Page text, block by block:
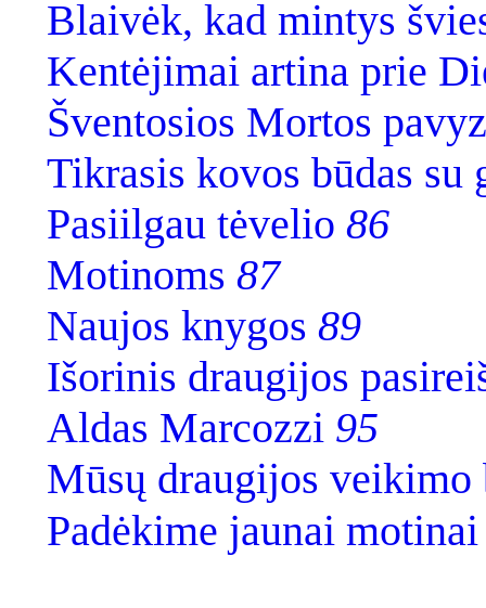
Blaivėk, kad mintys
Kentėjimai artina prie
Šventosios Mortos
Tikrasis kovos būdas
Pasiilgau tėvelio 86
Motinoms 87
Naujos knygos 89
Išorinis draugijos
Aldas Marcozzi 95
Mūsų draugijos
Padėkime jaunai